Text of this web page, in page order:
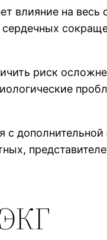
влияние на весь
риск
с дополнительной